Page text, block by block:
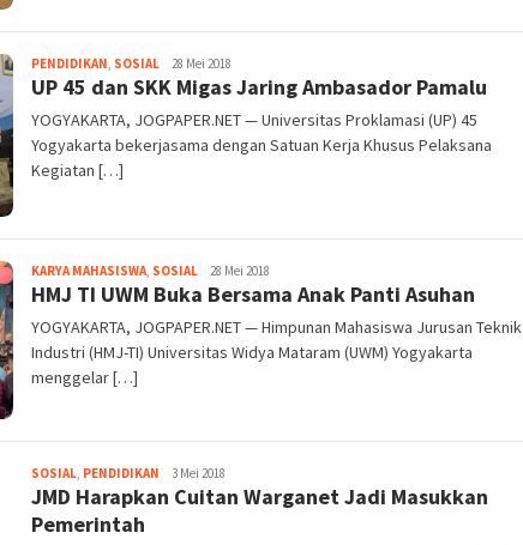
PENDIDIKAN SOSIAL Heri
Purwata
28 Mei 2018
UP 45 dan SKK Migas Jaring Ambasador Pamalu
YOGYAKARTA, JOGPAPER.NET — Universitas Proklamasi (UP) 45
Yogyakarta bekerjasama dengan Satuan Kerja Khusus Pelaksana
Kegiatan […]
KARYA MAHASISWA, SOSIALHeri
Purwata
28 Mei 2018
HMJ TI UWM Buka Bersama Anak Panti Asuhan
YOGYAKARTA, JOGPAPER.NET — Himpunan Mahasiswa Jurusan Teknik
Industri (HMJ-TI) Universitas Widya Mataram (UWM) Yogyakarta
menggelar […]
SOSIAL, PENDIDIKAN Heri
Purwata
3 Mei 2018
JMD Harapkan Cuitan Warganet Jadi Masukkan
Pemerintah